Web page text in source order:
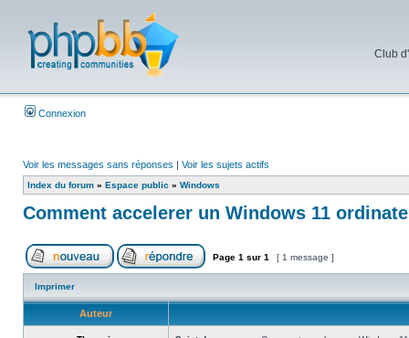
Club
Connexion
Voir les messages sans réponses | Voir les sujets actifs
Index du forum » Espace public » Windows
Comment accelerer un Windows 11
Page 1 sur 1 [ 1 message ]
Imprimer
Auteur